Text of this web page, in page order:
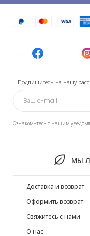
Подпишитесь на нашу
Ознакомьтесь с нашим
МЫ
Доставка и возврат
Оформить возврат
Свяжитесь с нами
О нас